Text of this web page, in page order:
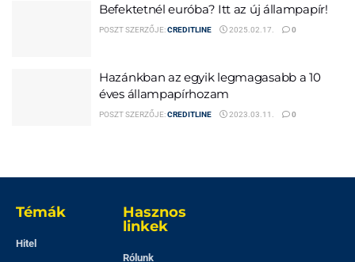
Befektetnél euróba? Itt az új állampapír!
POSZT SZERZŐJE:CREDITLINE 2025.02.17. 0
Hazánkban az egyik legmagasabb a 10
éves állampapírhozam
POSZT SZERZŐJE:CREDITLINE 2023.03.11. 0
Témák
Hitel
Hasznos
linkek
Rólunk